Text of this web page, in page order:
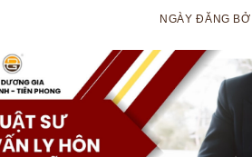
NGÀY ĐĂNG BỞI